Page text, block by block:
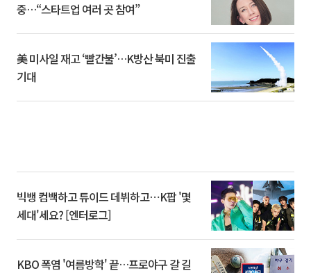
중…“스타트업 여러 곳 참여”
美 미사일 재고 ‘빨간불’…K방산 북미 진출
기대
빅뱅 컴백하고 튜이드 데뷔하고⋯K팝 '몇
세대'세요? [엔터로그]
KBO 폭염 '여름방학' 끝…프로야구 갈 길